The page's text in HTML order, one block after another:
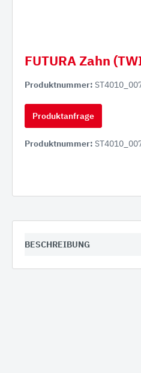
FUTURA Zahn
Produktnummer:
Produktanfrage
Produktnummer:
BESCHREIBUNG